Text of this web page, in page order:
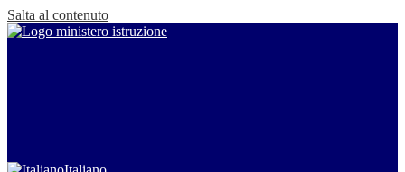
Salta al contenuto